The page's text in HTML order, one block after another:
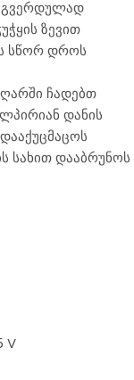
გვერდულად
ზევით
სწორ დროს
ღარში ჩადებთ
დანის
სახით დააბრუნოს
V